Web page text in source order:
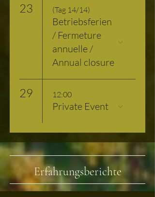
23 (Tag 14/14)
Betriebsferien
/ Fermeture
annuelle /
Annual closure
29 12:00
Private Event
Erfahrungsberichte